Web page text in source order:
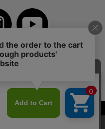
います。Cookieの使用に同意いた
い。
ご利用案内
ご利用規約
取引法
タログ 英語版TOP
All Rights Reserved.